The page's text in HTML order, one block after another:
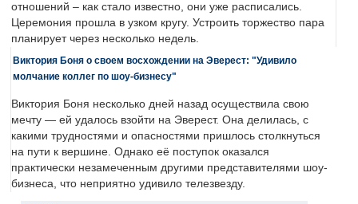
отношений – как стало известно, они уже расписались.
Церемония прошла в узком кругу. Устроить торжество пара
планирует через несколько недель.
Виктория Боня о своем восхождении на Эверест: "Удивило
молчание коллег по шоу-бизнесу"
Виктория Боня несколько дней назад осуществила свою
мечту — ей удалось взойти на Эверест. Она делилась, с
какими трудностями и опасностями пришлось столкнуться
на пути к вершине. Однако её поступок оказался
практически незамеченным другими представителями шоу-
бизнеса, что неприятно удивило телезвезду.